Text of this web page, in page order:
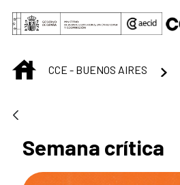
Saltar al contenido principal
INICIOCCE - BUENOS AIRES
Semana crítica